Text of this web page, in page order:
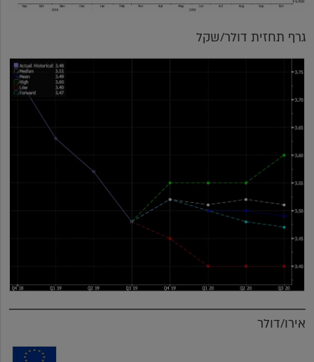
גרף תחזית דולר/שקל
אירו/דולר